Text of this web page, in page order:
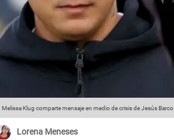
Melissa Klug comparte mensaje en medio de crisis de Jesús Barco
Lorena Meneses